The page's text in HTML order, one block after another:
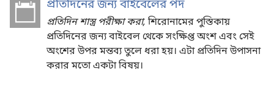
প্রতিদিনের জন্য বাইবেলের পদ
প্রতিদিন শাস্ত্র পরীক্ষা করা,শিরোনামের পুস্তিকায়
প্রতিদিনের জন্য বাইবেল থেকে সংক্ষিপ্ত অংশ এবং সেই
অংশের উপর মন্তব্য তুলে ধরা হয়। এটা প্রতিদিন উপাসনা
করার মতো একটা বিষয়।